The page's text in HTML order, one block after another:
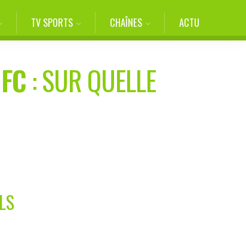
TV SPORTS CHAÎNES ACTU
: SUR QUELLE